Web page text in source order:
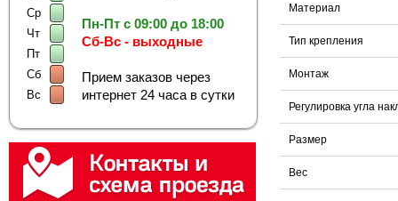
Ср
Чт
Пт
Сб
Вс
Пн-Пт с 09:00 до 18:00
Сб-Вс - выходные
Прием заказов через
интернет 24 часа в сутки
Материал
Тип крепления
Монтаж
Регулировка угла
Размер
Вес